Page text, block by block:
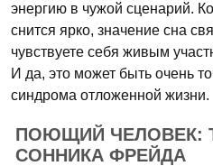
энергию в чужой сценарий.
снится ярко, значение сна
чувствуете себя живым
И да, это может быть очень
синдрома отложенной жизни.
ПОЮЩИЙ ЧЕЛОВЕК:
СОННИКА ФРЕЙДА